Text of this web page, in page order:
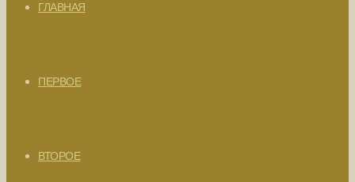
ГЛАВНАЯ
ПЕРВОЕ
ВТОРОЕ